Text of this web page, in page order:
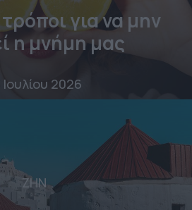
για να μην
η μνήμη μας
Ιουλίου 2026
ΖΗΝ